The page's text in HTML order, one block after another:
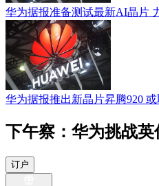
华为据报准备测试最新AI晶片
华为据报推出新晶片昇腾920
下午察：华为挑战
订户